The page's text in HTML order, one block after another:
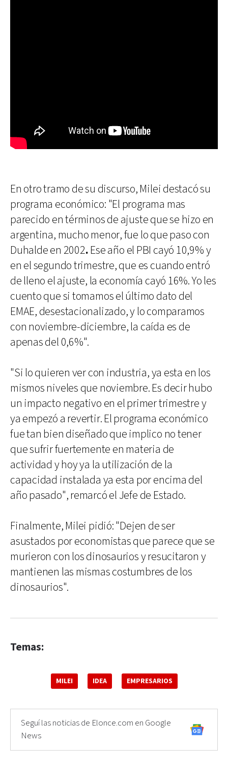
En otro tramo de su discurso, Milei destacó su
programa económico: "El programa mas
parecido en términos de ajuste que se hizo en
argentina, mucho menor, fue lo que paso con
Duhalde en 2002.Ese año el PBI cayó 10,9% y
en el segundo trimestre, que es cuando entró
de lleno el ajuste, la economía cayó 16%. Yo les
cuento que si tomamos el último dato del
EMAE, desestacionalizado, y lo comparamos
con noviembre-diciembre, la caída es de
apenas del 0,6%".
"Si lo quieren ver con industria, ya esta en los
mismos niveles que noviembre. Es decir hubo
un impacto negativo en el primer trimestre y
ya empezó a revertir. El programa económico
fue tan bien diseñado que implico no tener
que sufrir fuertemente en materia de
actividad y hoy ya la utilización de la
capacidad instalada ya esta por encima del
año pasado", remarcó el Jefe de Estado.
Finalmente, Milei pidió: "Dejen de ser
asustados por economistas que parece que se
murieron con los dinosaurios y resucitaron y
mantienen las mismas costumbres de los
dinosaurios".
Temas:
MILEI IDEA EMPRESARIOS
Seguí las noticias de Elonce.com en Google
News